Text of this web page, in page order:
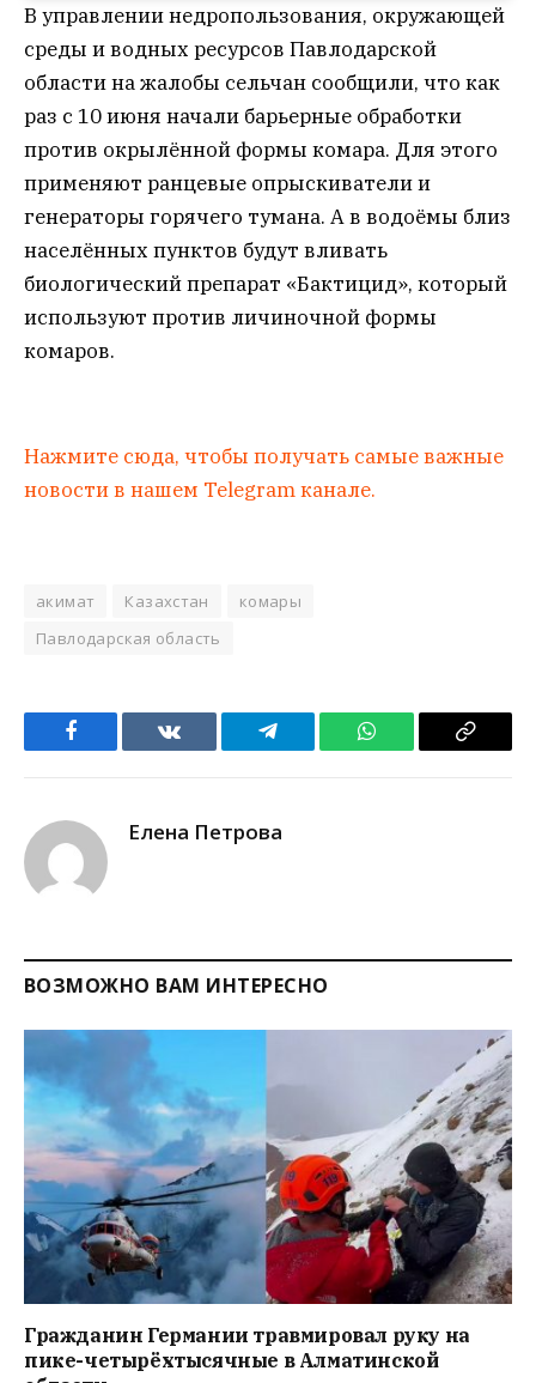
В управлении недропользования, окружающей
среды и водных ресурсов Павлодарской
области на жалобы сельчан сообщили, что как
раз с 10 июня начали барьерные обработки
против окрылённой формы комара. Для этого
применяют ранцевые опрыскиватели и
генераторы горячего тумана. А в водоёмы близ
населённых пунктов будут вливать
биологический препарат «Бактицид», который
используют против личиночной формы
комаров.
Нажмите сюда, чтобы получать самые важные
новости в нашем Telegram канале.
акимат Казахстан
комары
Павлодарская область
Facebook VKontakteTelegram WhatsApp Copy
Елена Петрова
ВОЗМОЖНО ВАМ ИНТЕРЕСНО
Гражданин Германии травмировал руку на
пике-четырёхтысячные в Алматинской